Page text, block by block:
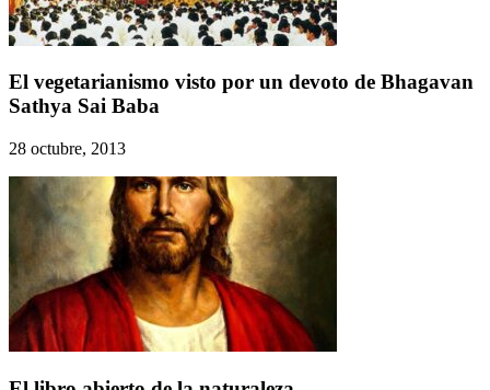
El vegetarianismo visto por un devoto de Bhagavan
Sathya Sai Baba
28 octubre, 2013